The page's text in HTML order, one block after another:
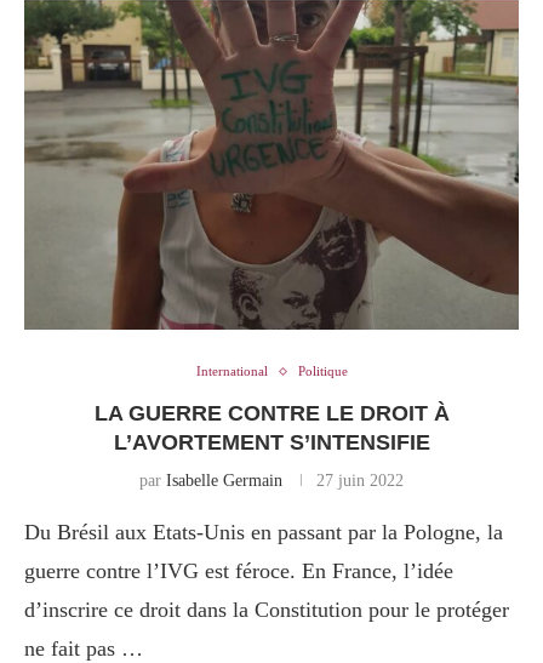
International Politique
LA GUERRE CONTRE LE DROIT À
L’AVORTEMENT S’INTENSIFIE
par Isabelle Germain 27 juin 2022
Du Brésil aux Etats-Unis en passant par la Pologne, la
guerre contre l’IVG est féroce. En France, l’idée
d’inscrire ce droit dans la Constitution pour le protéger
ne fait pas …